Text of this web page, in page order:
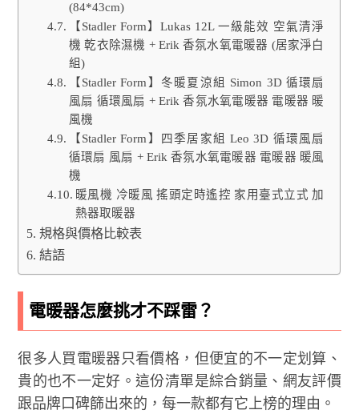
(84*43cm)
【Stadler Form】Lukas 12L 一級能效 空氣清淨
機 乾衣除濕機 + Erik 香氛水氧電暖器 (居家淨白
組)
【Stadler Form】冬暖夏涼組 Simon 3D 循環扇
風扇 循環風扇 + Erik 香氛水氧電暖器 電暖器 暖
風機
【Stadler Form】四季居家組 Leo 3D 循環風扇
循環扇 風扇 + Erik 香氛水氧電暖器 電暖器 暖風
機
暖風機 冷暖風 搖頭定時遙控 家用臺式立式 加
熱器取暖器
規格與價格比較表
結語
電暖器怎麼挑才不踩雷？
很多人買電暖器只看價格，但便宜的不一定划算、
貴的也不一定好。這份清單是綜合銷量、網友評價
跟品牌口碑篩出來的，每一款都有它上榜的理由。